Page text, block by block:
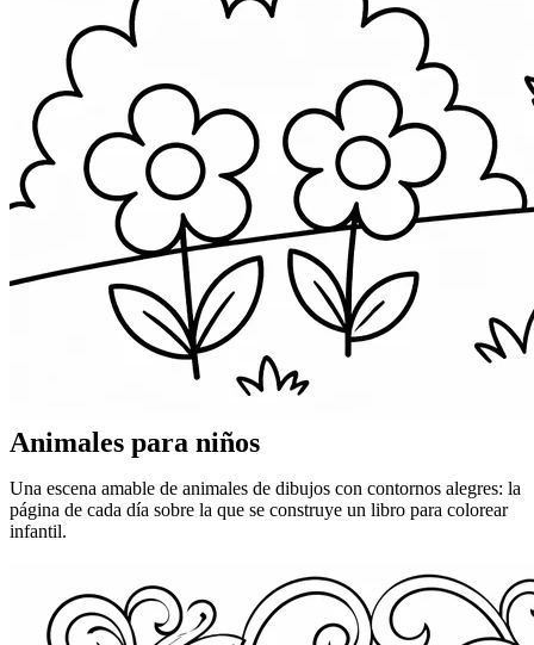
Animales para niños
Una escena amable de animales de dibujos con contornos alegres: la
página de cada día sobre la que se construye un libro para colorear
infantil.